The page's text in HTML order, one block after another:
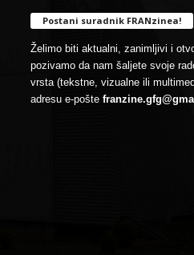
Postani suradnik FRANzinea!
Želimo biti aktualni, zanimljivi i
pozivamo da nam šaljete svoje
vrsta (tekstne, vizualne ili
adresu e-pošte